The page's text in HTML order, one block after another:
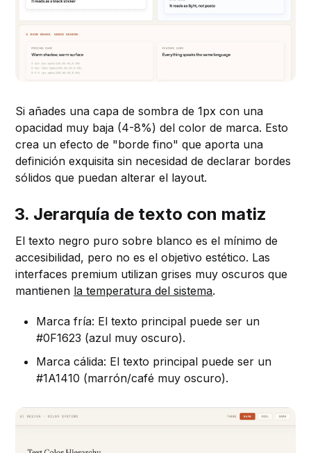
Si añades una capa de sombra de 1px con una
opacidad muy baja (4-8%) del color de marca. Esto
crea un efecto de "borde fino" que aporta una
definición exquisita sin necesidad de declarar bordes
sólidos que puedan alterar el layout.
3. Jerarquía de texto con matiz
El texto negro puro sobre blanco es el mínimo de
accesibilidad, pero no es el objetivo estético. Las
interfaces premium utilizan grises muy oscuros que
mantienen la temperatura del sistema.
Marca fría: El texto principal puede ser un
#0F1623 (azul muy oscuro).
Marca cálida: El texto principal puede ser un
#1A1410 (marrón/café muy oscuro).